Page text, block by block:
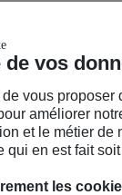
vos
vous proposer
améliorer
et le métier de
en est fait
les